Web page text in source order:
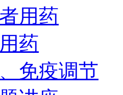
用药
药
免疫调节